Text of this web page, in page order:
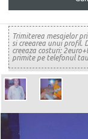
Trimiterea mesajelor
si creearea unui profil.
creeaza costuri:
primite pe telefonul